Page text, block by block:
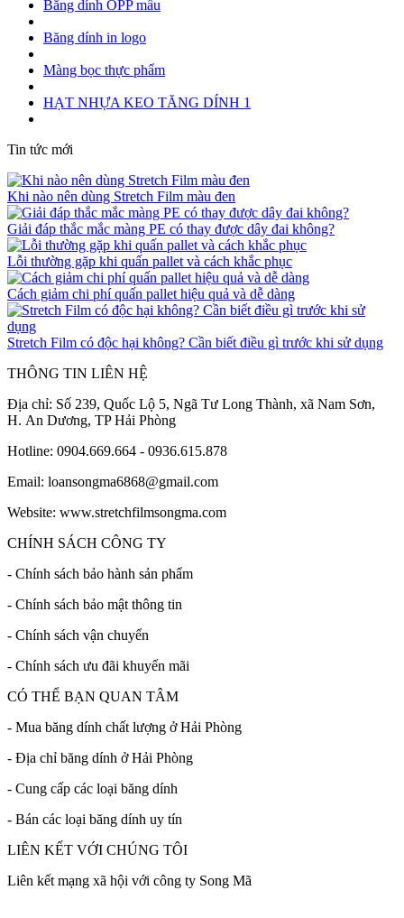
Băng dính OPP mầu
Băng dính in logo
Màng bọc thực phẩm
HẠT NHỰA KEO TĂNG DÍNH 1
Tin tức mới
Khi nào nên dùng Stretch Film màu đen
Giải đáp thắc mắc màng PE có thay được dây đai không?
Lỗi thường gặp khi quấn pallet và cách khắc phục
Cách giảm chi phí quấn pallet hiệu quả và dễ dàng
Stretch Film có độc hại không? Cần biết điều gì trước khi sử dụng
THÔNG TIN LIÊN HỆ
Địa chỉ: Số 239, Quốc Lộ 5, Ngã Tư Long Thành, xã Nam Sơn,
H. An Dương, TP Hải Phòng
Hotline: 0904.669.664 - 0936.615.878
Email: loansongma6868@gmail.com
Website: www.stretchfilmsongma.com
CHÍNH SÁCH CÔNG TY
- Chính sách bảo hành sản phẩm
- Chính sách bảo mật thông tin
- Chính sách vận chuyển
- Chính sách ưu đãi khuyến mãi
CÓ THỂ BẠN QUAN TÂM
- Mua băng dính chất lượng ở Hải Phòng
- Địa chỉ băng dính ở Hải Phòng
- Cung cấp các loại băng dính
- Bán các loại băng dính uy tín
LIÊN KẾT VỚI CHÚNG TÔI
Liên kết mạng xã hội với công ty Song Mã